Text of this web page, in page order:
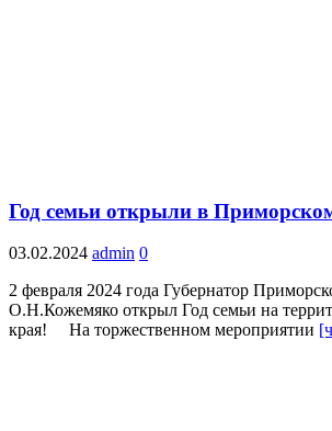
Год семьи открыли в
03.02.2024 admin 0
2 февраля 2024 года Губернатор
О.Н.Кожемяко открыл Год семьи на
края! На торжественном мероприятии